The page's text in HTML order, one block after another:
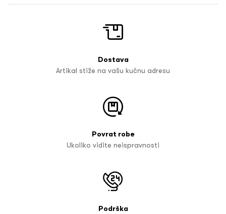
Dostava
Artikal stiže na vašu kućnu adresu
Povrat robe
Ukoliko vidite neispravnosti
Podrška